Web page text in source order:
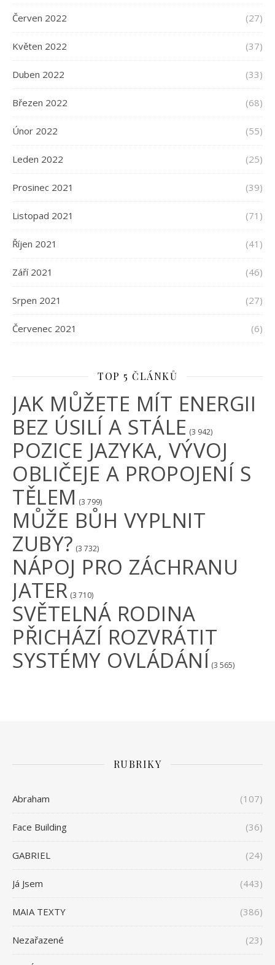
Červen 2022 (27)
Květen 2022 (37)
Duben 2022 (33)
Březen 2022 (68)
Únor 2022 (55)
Leden 2022 (25)
Prosinec 2021 (39)
Listopad 2021 (71)
Říjen 2021 (41)
Září 2021 (46)
Srpen 2021 (27)
Červenec 2021 (6)
TOP 5 ČLÁNKŮ
JAK MŮŽETE MÍT ENERGII
BEZ ÚSILÍ A STÁLE (3 942)
POZICE JAZYKA, VÝVOJ
OBLIČEJE A PROPOJENÍ S
TĚLEM (3 799)
MŮŽE BŮH VYPLNIT
ZUBY? (3 732)
NÁPOJ PRO ZÁCHRANU
JATER (3 710)
SVĚTELNÁ RODINA
PŘICHÁZÍ ROZVRÁTIT
SYSTÉMY OVLÁDÁNÍ (3 565)
RUBRIKY
Abraham (107)
Face Building (36)
GABRIEL (24)
Já Jsem (443)
MAIA TEXTY (386)
Nezařazené (23)